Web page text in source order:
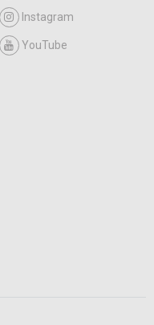
Instagram
YouTube